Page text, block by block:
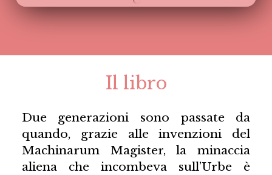
Il libro
Due generazioni sono passate da
quando, grazie alle invenzioni del
Machinarum Magister, la minaccia
aliena che incombeva sull’Urbe è